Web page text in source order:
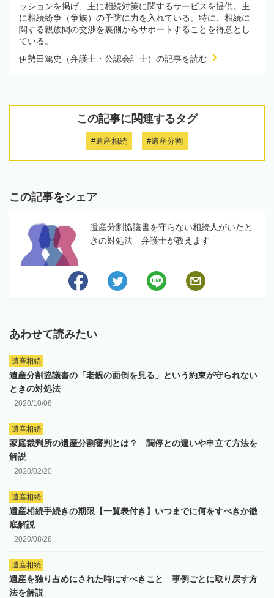
ッションを掲げ、主に相続対策に関するサービスを提供。主
に相続紛争（争族）の予防に力を入れている。特に、相続に
関する親族間の交渉を裏側からサポートすることを得意とし
ている。
伊勢田篤史（弁護士・公認会計士）の記事を読む
この記事に関連するタグ
#遺産相続 #遺産分割
この記事をシェア
遺産分割協議書を守らない相続人がいたと
きの対処法 弁護士が教えます
あわせて読みたい
遺産相続
遺産分割協議書の「老親の面倒を見る」という約束が守られない
ときの対処法
2020/10/08
遺産相続
家庭裁判所の遺産分割審判とは？ 調停との違いや申立て方法を
解説
2020/02/20
遺産相続
遺産相続手続きの期限【一覧表付き】いつまでに何をすべきか徹
底解説
2020/08/28
遺産相続
遺産を独り占めにされた時にすべきこと 事例ごとに取り戻す方
法を解説